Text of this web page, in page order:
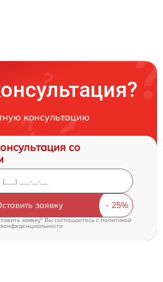
консультацию
со
заявку
заявку" Вы соглашаетесь c политикой
конфиденциальности